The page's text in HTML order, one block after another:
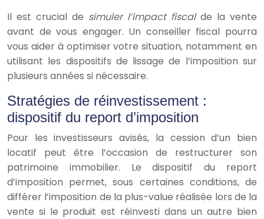
Il est crucial de simuler l’impact fiscal de la vente
avant de vous engager. Un conseiller fiscal pourra
vous aider à optimiser votre situation, notamment en
utilisant les dispositifs de lissage de l’imposition sur
plusieurs années si nécessaire.
Stratégies de réinvestissement :
dispositif du report d’imposition
Pour les investisseurs avisés, la cession d’un bien
locatif peut être l’occasion de restructurer son
patrimoine immobilier. Le dispositif du report
d’imposition permet, sous certaines conditions, de
différer l’imposition de la plus-value réalisée lors de la
vente si le produit est réinvesti dans un autre bien